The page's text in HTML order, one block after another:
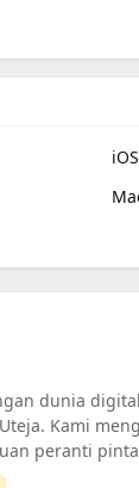
iOS
dunia
Kami
peranti